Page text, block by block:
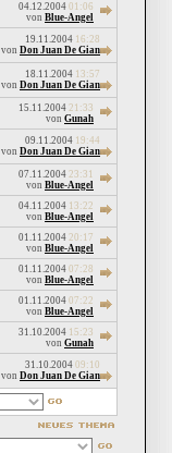
04.12.2004 01:06
von Blue-Angel
19.11.2004 16:28
von Don Juan De Gian
18.11.2004 13:57
von Don Juan De Gian
15.11.2004 21:33
von Gunah
09.11.2004 19:44
von Don Juan De Gian
07.11.2004 23:31
von Blue-Angel
04.11.2004 13:22
von Blue-Angel
01.11.2004 20:17
von Blue-Angel
01.11.2004 07:28
von Blue-Angel
01.11.2004 07:22
von Blue-Angel
31.10.2004 15:23
von Gunah
31.10.2004 09:10
von Don Juan De Gian